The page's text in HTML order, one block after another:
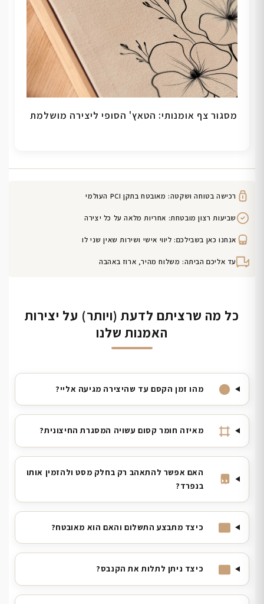
מסגור צף אומנותי: הטאץ' הסופי ליצירה מושלמת
רכישה בטוחה ושקטה: מאובטח בתקן PCI העולמי
שביעות רצון מובטחת: אחריות מלאה על כל יצירה
אנחנו כאן בשבילכם: ליווי אישי ושירות שאין שני לו
עד אליכם הביתה: משלוח מהיר, ארוז באהבה
כל מה שרציתם לדעת (ויותר) על יצירות
האמנות שלנו
מהו זמן הקסם עד שהיצירה מגיעה אליי?
מאיזה חומר קסום עשויה המסגרת החיצונית?
האם אפשר להתאהב רק בחלק מסט ולהזמין אותו
בנפרד?
כיצד מתבצע התשלום והאם הוא מאובטח?
כיצד ניתן לתלות את הקנבס?